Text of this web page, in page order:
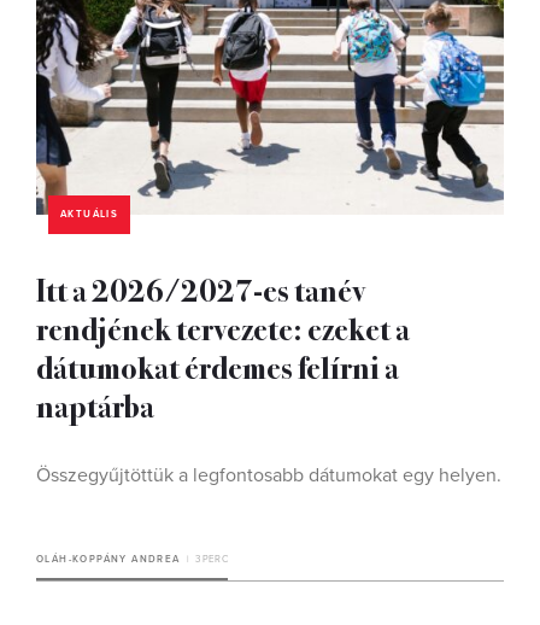
AKTUÁLIS
Itt a 2026/2027-es tanév
rendjének tervezete: ezeket a
dátumokat érdemes felírni a
naptárba
Összegyűjtöttük a legfontosabb dátumokat egy helyen.
OLÁH-KOPPÁNY ANDREA 3 PERC